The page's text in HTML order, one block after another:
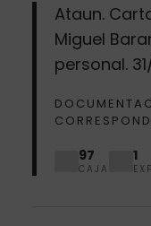
Ataun.
Miguel
personal.
97
CAJA
1